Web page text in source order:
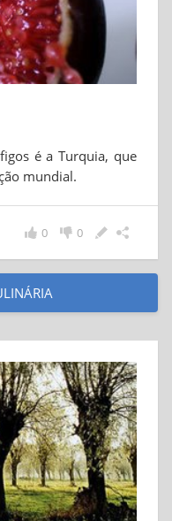
é a Turquia, que
mundial.
0
0